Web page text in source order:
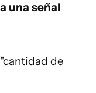
una señal
de